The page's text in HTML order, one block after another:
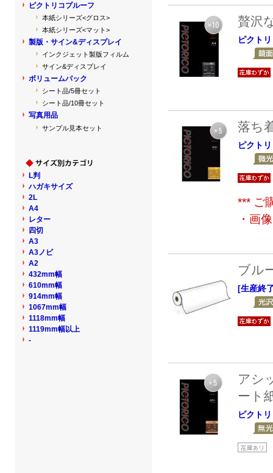
贅沢
ピクト
落ち
ピクト
*** ご
・画
ブル
[生産終
アシ
ート
ピクト
ピクトリコプルーフ
本紙シリーズ<グロス>
本紙シリーズ<マット>
製版・サイン&ディスプレイ
インクジェット製版フィルム
サイン&ディスプレイ
ボリュームパック
シート品/5冊セット
シート品/10冊セット
写真用品
サンプル見本セット
L判
ハガキサイズ
2L
A4
レター
四切
A3
A3ノビ
A2
432mm幅
610mm幅
914mm幅
1067mm幅
1118mm幅
1119mm幅以上
-